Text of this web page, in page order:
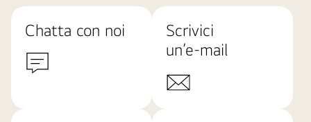
Chatta con noi
Scrivici
un’e-mail